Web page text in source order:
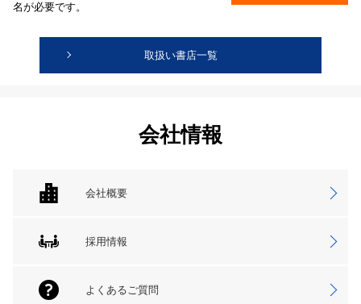
名が必要です。
取扱い書店一覧
会社情報
会社概要
採用情報
よくあるご質問